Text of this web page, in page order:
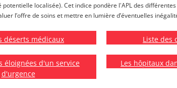
potentielle localisée). Cet indice pondère l'APL des
l’offre de soins et mettre en lumière d’éventuelles
déserts médicaux Liste des
éloignées d'un service
d'urgence
Les hôpitaux